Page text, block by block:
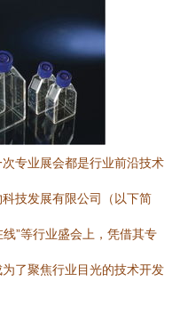
专业展会都是行业前沿技术
技发展有限公司（以下简
”等行业盛会上，凭借其专
了聚焦行业目光的技术开发